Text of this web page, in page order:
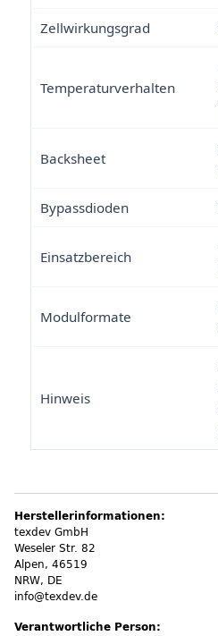
Zellwirkungsgrad
Temperaturverhalten
Backsheet
Bypassdioden
Einsatzbereich
Modulformate
Hinweis
Herstellerinformationen:
texdev GmbH
Weseler Str. 82
Alpen, 46519
NRW, DE
info@texdev.de
Verantwortliche Person: